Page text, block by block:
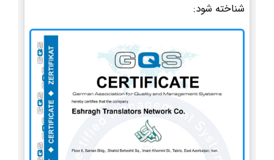
شناخته شود: